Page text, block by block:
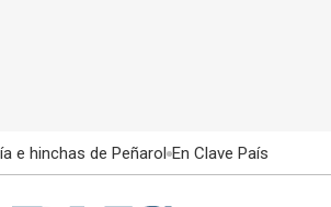
e hinchas de Peñarol En Clave País